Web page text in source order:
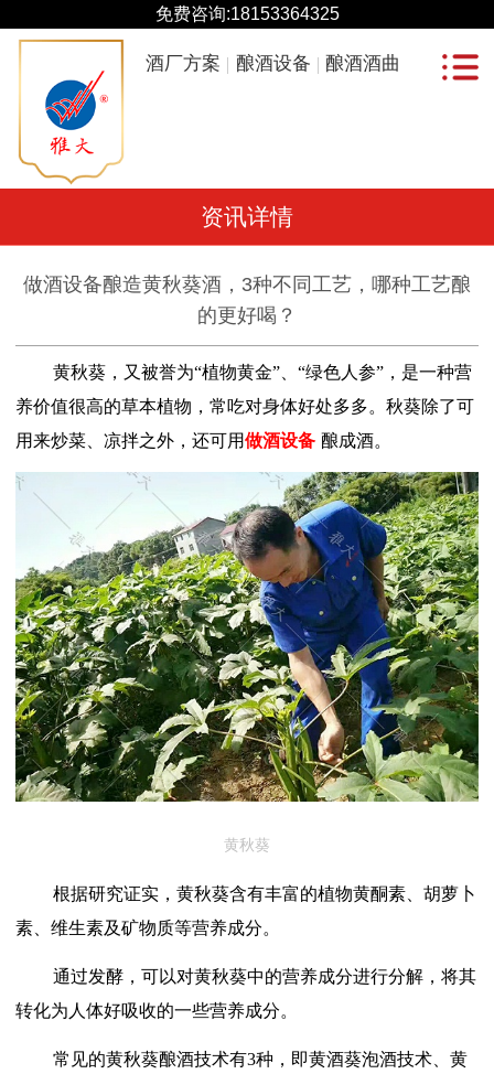
免费咨询:18153364325
酒厂方案 酿酒设备 酿酒酒曲
资讯详情
做酒设备酿造黄秋葵酒，3种不同工艺，哪种工艺酿
的更好喝？
黄秋葵，又被誉为“植物黄金”、“绿色人参”，是一种营
养价值很高的草本植物，常吃对身体好处多多。秋葵除了可
用来炒菜、凉拌之外，还可用做酒设备 酿成酒。
黄秋葵
根据研究证实，黄秋葵含有丰富的植物黄酮素、胡萝卜
素、维生素及矿物质等营养成分。
通过发酵，可以对黄秋葵中的营养成分进行分解，将其
转化为人体好吸收的一些营养成分。
常见的黄秋葵酿酒技术有3种，即黄酒葵泡酒技术、黄